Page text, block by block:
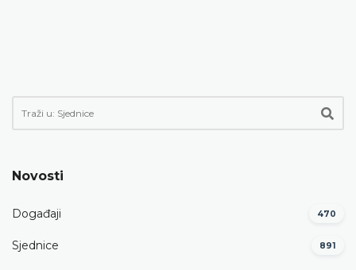
Novosti
Događaji 470
Sjednice 891